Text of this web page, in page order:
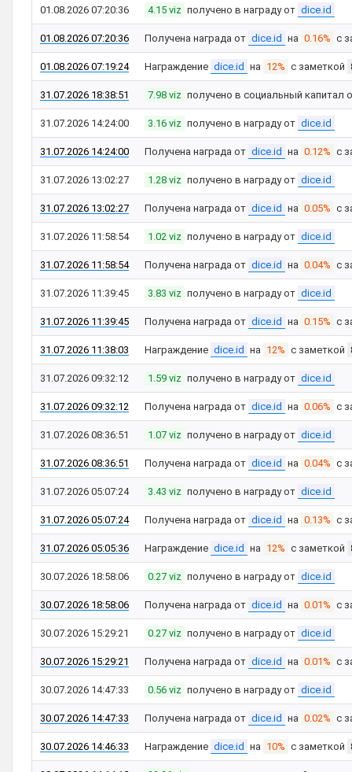
01.08.2026 07:20:36 4.15 viz получено в награду от dice.id
01.08.2026 07:20:36 Получена награда от dice.id на 0.16% с
01.08.2026 07:19:24 Награждение dice.id на 12% с заметкой
31.07.2026 18:38:51 7.98 viz получено в социальный капитал
31.07.2026 14:24:00 3.16 viz получено в награду от dice.id
31.07.2026 14:24:00 Получена награда от dice.id на 0.12% с
31.07.2026 13:02:27 1.28 viz получено в награду от dice.id
31.07.2026 13:02:27 Получена награда от dice.id на 0.05% с
31.07.2026 11:58:54 1.02 viz получено в награду от dice.id
31.07.2026 11:58:54 Получена награда от dice.id на 0.04% с
31.07.2026 11:39:45 3.83 viz получено в награду от dice.id
31.07.2026 11:39:45 Получена награда от dice.id на 0.15% с
31.07.2026 11:38:03 Награждение dice.id на 12% с заметкой
31.07.2026 09:32:12 1.59 viz получено в награду от dice.id
31.07.2026 09:32:12 Получена награда от dice.id на 0.06% с
31.07.2026 08:36:51 1.07 viz получено в награду от dice.id
31.07.2026 08:36:51 Получена награда от dice.id на 0.04% с
31.07.2026 05:07:24 3.43 viz получено в награду от dice.id
31.07.2026 05:07:24 Получена награда от dice.id на 0.13% с
31.07.2026 05:05:36 Награждение dice.id на 12% с заметкой
30.07.2026 18:58:06 0.27 viz получено в награду от dice.id
30.07.2026 18:58:06 Получена награда от dice.id на 0.01% с
30.07.2026 15:29:21 0.27 viz получено в награду от dice.id
30.07.2026 15:29:21 Получена награда от dice.id на 0.01% с
30.07.2026 14:47:33 0.56 viz получено в награду от dice.id
30.07.2026 14:47:33 Получена награда от dice.id на 0.02% с
30.07.2026 14:46:33 Награждение dice.id на 10% с заметкой